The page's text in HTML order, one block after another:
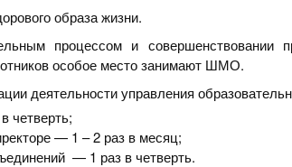
образа жизни.
процессом и совершенствовании
особое место занимают ШМО.
деятельности управления
четверть;
— 1 – 2 раз в месяц;
— 1 раз в четверть.